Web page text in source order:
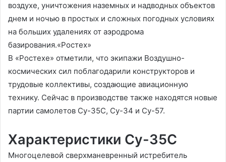
воздухе, уничтожения наземных и надводных объектов
днем и ночью в простых и сложных погодных условиях
на больших удалениях от аэродрома
базирования.«Ростех»
В «Ростехе» отметили, что экипажи Воздушно-
космических сил поблагодарили конструкторов и
трудовые коллективы, создающие авиационную
технику. Сейчас в производстве также находятся новые
партии самолетов Су-35С, Су-34 и Су-57.
Характеристики Су-35С
Многоцелевой сверхманевренный истребитель